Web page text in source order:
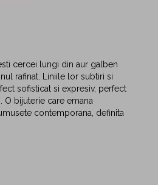
cercei lungi din aur galben
rafinat. Liniile lor subtiri si
sofisticat si expresiv, perfect
bijuterie care emana
contemporana, definita